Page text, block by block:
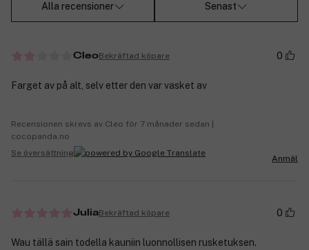
Alla recensioner Senast
CleoBekräftad köpare 0
Farget av på alt, selv etter den var vasket av
Recensionen skrevs av Cleo för 7 månader sedan |
cocopanda.no
Se översättning
Anmäl
JuliaBekräftad köpare 0
Wau tällä sain todella kauniin luonnollisen rusketuksen.